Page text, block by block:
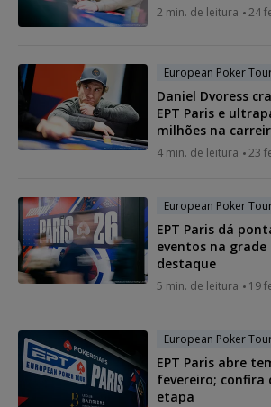
2 min. de leitura 24
European Poker
Daniel Dvoress
EPT Paris e
milhões na
4 min. de leitura 23
European Poker
EPT Paris dá
eventos na grade
destaque
5 min. de leitura 19
European Poker
EPT Paris abre
fevereiro; confira
etapa